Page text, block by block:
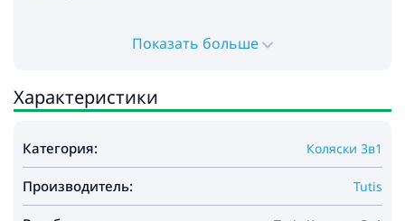
❤ для детей с рождения до ~3-4 лет (до 22 кг)
❤ складывается компактно в обе стороны
❤ просторный прогулочный блок (36x100 см)
вставкой
❤ регулируемая спинка до горизонтального
положения
❤ регулируемая подножка
Показать больше
Характеристики
Категория: Коляски 3в1
Производитель: Tutis